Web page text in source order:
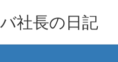
社長の日記